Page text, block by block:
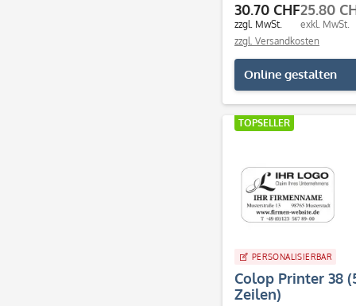
30.70 CHF
zzgl. MwSt.
25.80
exkl. MwSt.
zzgl. Versandkosten
Online gestalten
TOPSELLER
PERSONALISIERBAR
Colop Printer 38
Zeilen)